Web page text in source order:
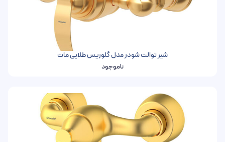
شیر توالت شودر مدل گلوریس طلایی مات
ناموجود